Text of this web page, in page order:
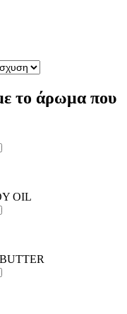
το άρωμα που
OIL